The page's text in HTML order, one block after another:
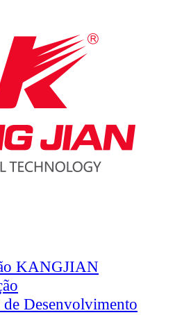
KANGJIAN
Desenvolvimento